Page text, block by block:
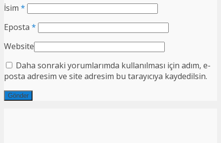
İsim *
Eposta *
Website
Daha sonraki yorumlarımda kullanılması için adım, e-
posta adresim ve site adresim bu tarayıcıya kaydedilsin.